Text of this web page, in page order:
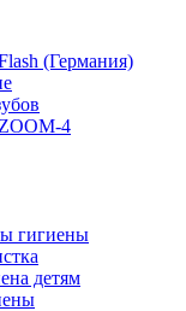
(Германия)
4
гигиены
детям